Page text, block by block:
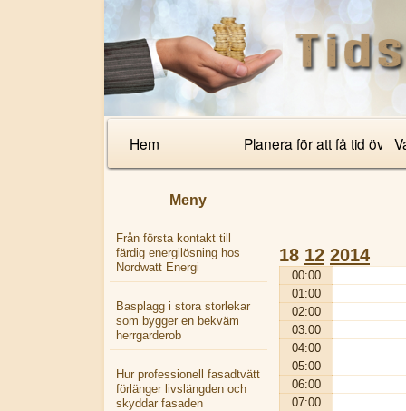
Navigation
Hem Planera för att få tid över
18 12 2014
00:00
01:00
02:00
03:00
04:00
05:00
06:00
07:00
Meny
Från första kontakt till
färdig energilösning hos
Nordwatt Energi
Basplagg i stora storlekar
som bygger en bekväm
herrgarderob
Hur professionell fasadtvätt
förlänger livslängden och
skyddar fasaden